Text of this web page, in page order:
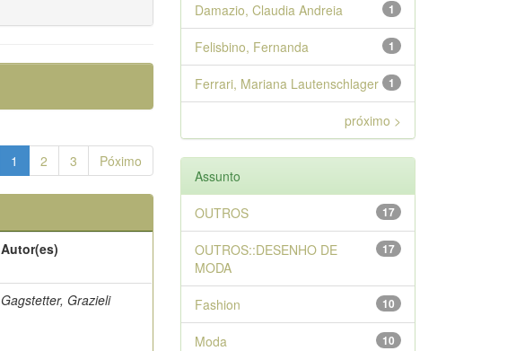
1 2 3 Póximo
Autor(es)
Gagstetter, Grazieli
1
Damazio, Claudia Andreia
1
Felisbino, Fernanda
1
Ferrari, Mariana Lautenschlager
próximo >
Assunto
17
OUTROS
17
OUTROS::DESENHO DE
MODA
10
Fashion
10
Moda